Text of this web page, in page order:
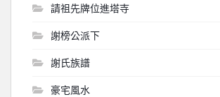
請祖先牌位進塔寺
謝榜公派下
謝氏族譜
豪宅風水